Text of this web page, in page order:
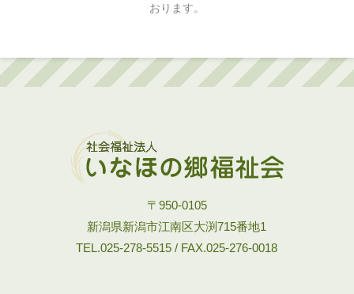
おります。
〒950-0105
新潟県新潟市江南区大渕715番地1
TEL.025-278-5515 / FAX.025-276-0018